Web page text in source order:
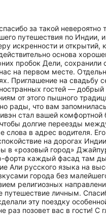
за такой
путешествия по Индии,
искренности и
основа
пробок Дели, сохранили
на первом месте.
Приглашение на
гостей —
от этого пышного
что вам
стал вашей
долгие переезды
слова в адрес водителя.
на дорогах
в «розовый город»
форта каждый фасад там
Али русского языка на
города без
религиозных
личным.
эту поездку
позовет вас в гости!